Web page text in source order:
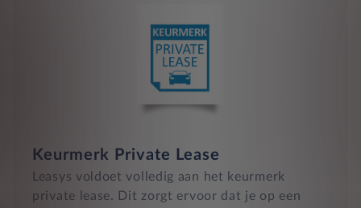
Keurmerk Private Lease
Leasys voldoet volledig aan het keurmerk
private lease. Dit zorgt ervoor dat je op een